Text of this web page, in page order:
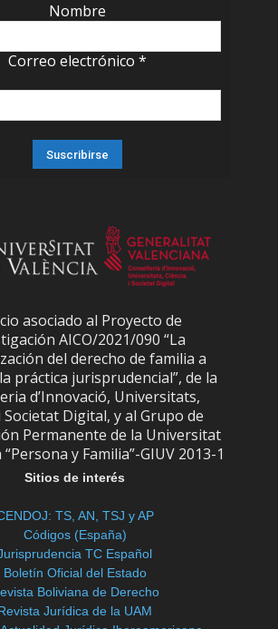
Nombre
Correo electrónico *
asociado al Proyecto de
AICO/2021/090 “La
del derecho de familia a
práctica jurisprudencial”, de la
d’Innovació, Universitats,
Societat Digital, y al Grupo de
Permanente de la Universitat
y Familia”-GIUV 2013-1
Sitios de interés
TS, AN, TSJ y AP
Códigos (España)
TC Español
Boletín Oficial del Estado
Boliviana de Derecho
Jurídica de la UAM